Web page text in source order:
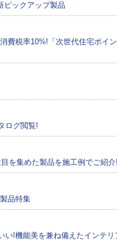
ピックアップ製品
消費税率10%!「次世代住宅ポイ
ログ閲覧!
目を集めた製品を施工例でご紹介!
品特集
い!機能美を兼ね備えたインテリ